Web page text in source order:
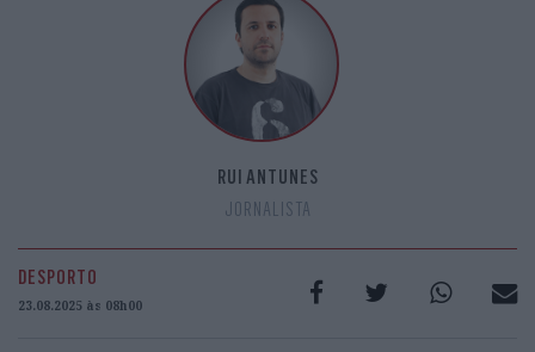
RUI ANTUNES
JORNALISTA
DESPORTO
23.08.2025 às 08h00